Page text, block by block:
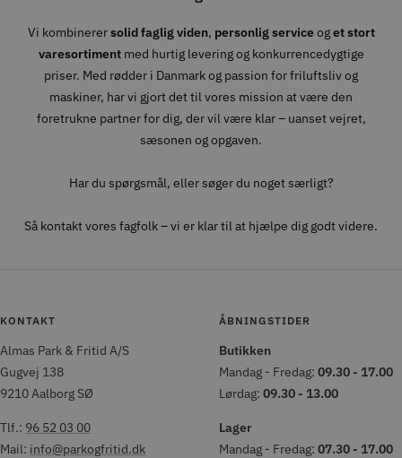
Vi kombinerersolid faglig viden, personlig serviceoget stort
varesortimentmed hurtig levering og konkurrencedygtige
priser. Med rødder i Danmark og passion for friluftsliv og
maskiner, har vi gjort det til vores mission at være den
foretrukne partner for dig, der vil være klar – uanset vejret,
sæsonen og opgaven.
Har du spørgsmål, eller søger du noget særligt?
Så kontakt vores fagfolk – vi er klar til at hjælpe dig godt videre.
KONTAKT
Almas Park & Fritid A/S
Gugvej 138
9210 Aalborg SØ
Tlf.: 96 52 03 00
Mail: info@parkogfritid.dk
ÅBNINGSTIDER
Butikken
Mandag - Fredag: 09.30 - 17.00
Lørdag: 09.30 - 13.00
Lager
Mandag - Fredag: 07.30 - 17.00